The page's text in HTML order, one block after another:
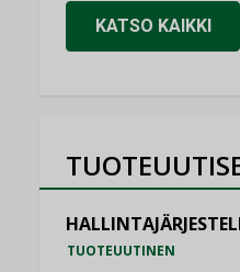
KATSO KAIKKI
TUOTEUUTINEN